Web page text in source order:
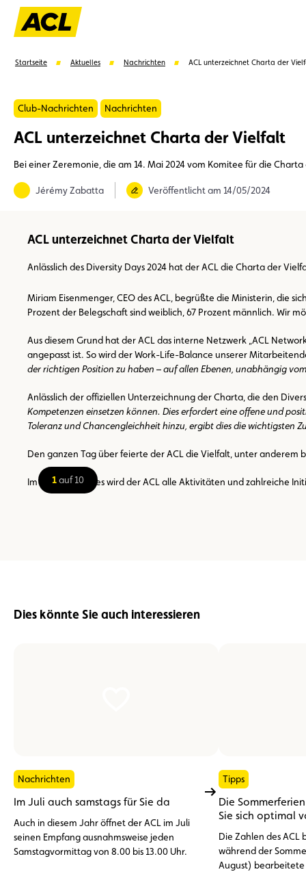
Mitglied Mitgliedervorteile Vignetten
Startseite Aktuelles Nachrichten ACL unterzeichnet Charta der
Club-Nachrichten Nachrichten
ACL unterzeichnet Charta der Vielfalt
Bei einer Zeremonie, die am 14. Mai 2024 vom Komitee für die
Jérémy Zabatta Veröffentlicht am 14/05/2024
ACL unterzeichnet Charta der Vielfalt
Anlässlich des Diversity Days 2024 hat der ACL die Charta der
Miriam Eisenmenger, CEO des ACL, begrüßte die Ministerin, die
Prozent der Belegschaft sind weiblich, 67 Prozent männlich. Wir
Aus diesem Grund hat der ACL das interne Netzwerk „ACL
angepasst ist. So wird der Work-Life-Balance unserer
der richtigen Position zu haben – auf allen Ebenen, unabhängig
Anlässlich der offiziellen Unterzeichnung der Charta, die den
Kompetenzen einsetzen können. Dies erfordert eine offene und
Toleranz und Chancengleichheit hinzu, ergibt dies die wichtigsten
Den ganzen Tag über feierte der ACL die Vielfalt, unter
Im Lauf des Jahres wird der ACL alle Aktivitäten und zahlreiche
1auf 10
Dies könnte Sie auch interessieren
Nachrichten
Im Juli auch samstags für Sie da
Auch in diesem Jahr öffnet der ACL im Juli
seinen Empfang ausnahmsweise jeden
Samstagvormittag von 8.00 bis 13.00 Uhr.
Tipps
Die
Sie sich optimal
Die Zahlen des ACL
während der
August)